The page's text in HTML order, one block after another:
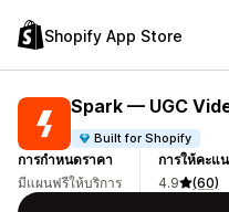
Shopify App Store
Spark — UGC
Built for Shopify
การกำหนดราคา
มีแผนฟรีให้บริการ
การให้คะแ
4.9
(60)